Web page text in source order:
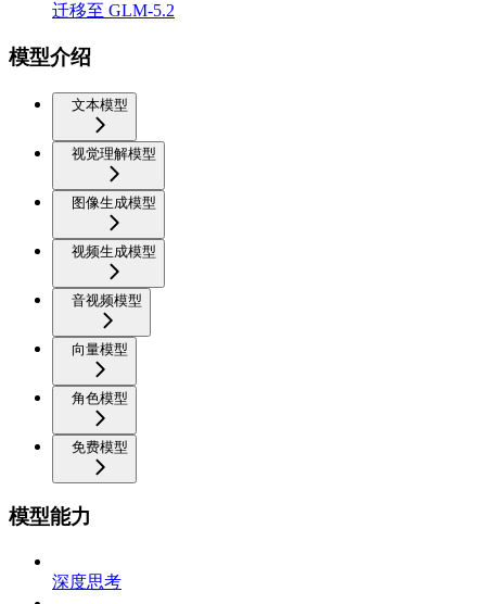
迁移至 GLM-5.2
模型介绍
文本模型
视觉理解模型
图像生成模型
视频生成模型
音视频模型
向量模型
角色模型
免费模型
模型能力
深度思考